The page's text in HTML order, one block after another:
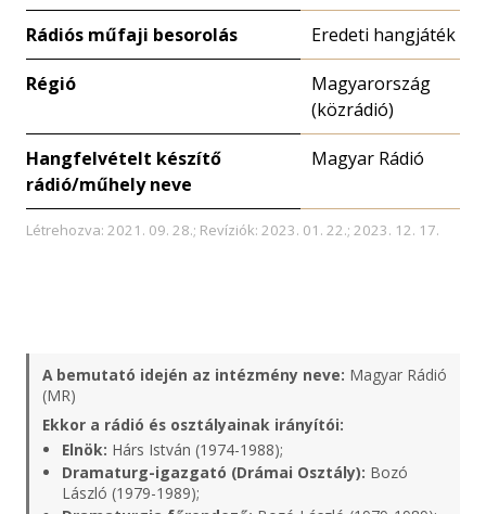
Rádiós műfaji besorolás Eredeti hangjáték
Régió
Magyarország
(közrádió)
Hangfelvételt készítő
rádió/műhely neve
Magyar Rádió
Létrehozva: 2021. 09. 28.; Revíziók: 2023. 01. 22.; 2023. 12. 17.
A bemutató idején az intézmény neve: Magyar Rádió
(MR)
Ekkor a rádió és osztályainak irányítói:
Elnök: Hárs István (1974-1988);
Dramaturg-igazgató (Drámai Osztály): Bozó
László (1979-1989);